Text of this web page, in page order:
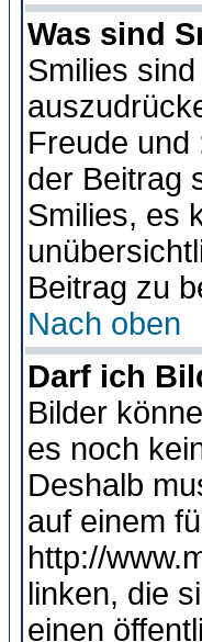
Was sind
Smilies
Freude und
der Beitrag
Smilies, es
Beitrag zu
Nach oben
Darf ich
Bilder
es noch
Deshalb
auf einem
http://
linken, die
einen